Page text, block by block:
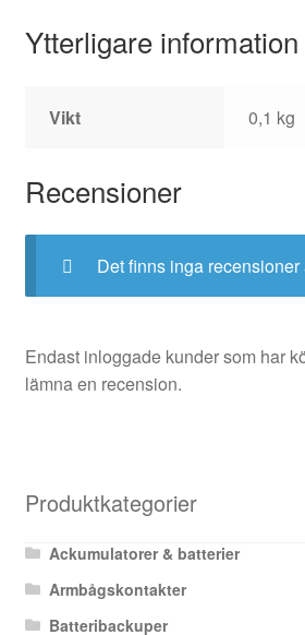
Ytterligare information
Vikt 0,1 kg
Recensioner
Det finns inga recensioner
Endast inloggade kunder som har
lämna en recension.
Produktkategorier
Ackumulatorer & batterier
Armbågskontakter
Batteribackuper